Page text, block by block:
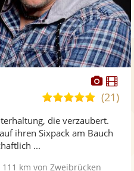
Fotos
4,9
5
(21)
die verzaubert.
ihren Sixpack am Bauch
...
111 km von Zweibrücken